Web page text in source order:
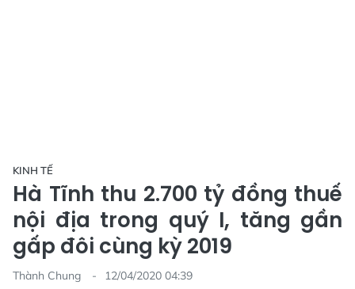
KINH TẾ
Hà Tĩnh thu 2.700 tỷ đồng thuế
nội địa trong quý I, tăng gần
gấp đôi cùng kỳ 2019
Thành Chung
12/04/2020 04:39